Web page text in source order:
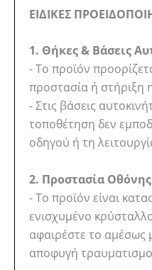
ΕΙΔΙΚΕΣ
1. Θήκες & Βάσεις
- Το προϊόν
προστασία ή στήριξη
- Στις βάσεις
τοποθέτηση δεν
οδηγού ή τη
2. Προστασία
- Το προϊόν είναι
ενισχυμένο
αφαιρέστε το αμέσως
αποφυγή